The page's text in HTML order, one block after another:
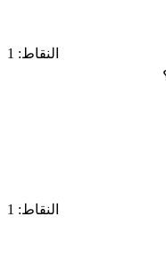
النقاط: 1
النقاط: 1